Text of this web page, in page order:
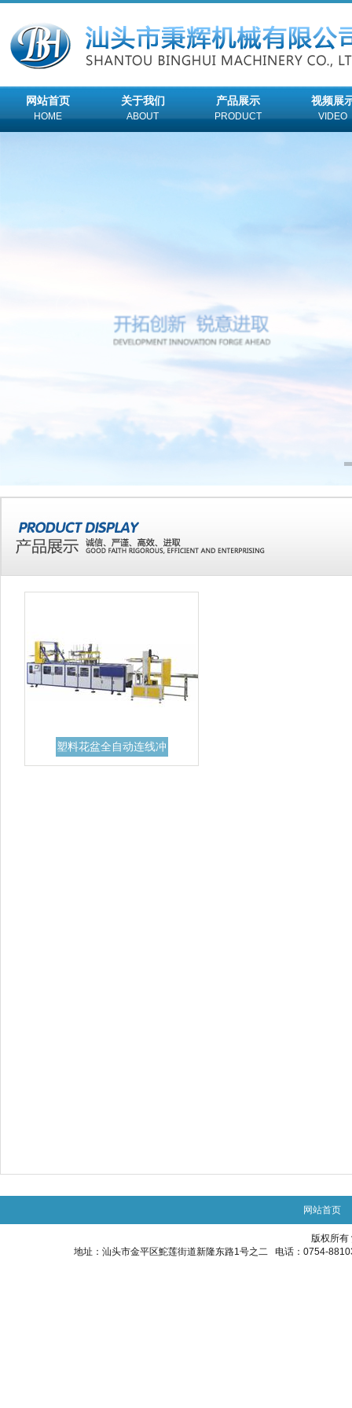
网站首页
HOME
关于我们
ABOUT
产品展示
PRODUCT
视频展
VIDEO
塑料花盆全自动连线冲
孔机
网站首页
版权所
地址：汕头市金平区鮀莲街道新隆东路1号之二 电话：0754-